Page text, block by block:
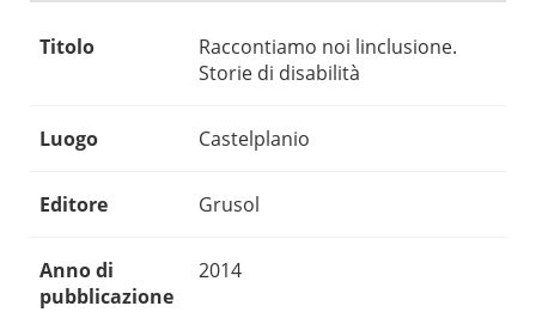
Titolo
Raccontiamo noi linclusione.
Storie di disabilità
Luogo Castelplanio
Editore Grusol
Anno di
pubblicazione
2014